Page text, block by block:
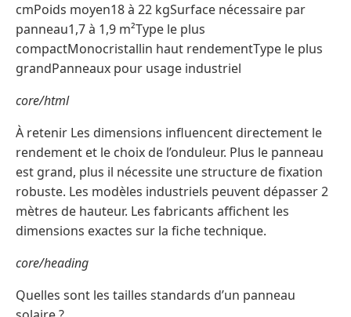
cmPoids moyen18 à 22 kgSurface nécessaire par
panneau1,7 à 1,9 m²Type le plus
compactMonocristallin haut rendementType le plus
grandPanneaux pour usage industriel
core/html
À retenir Les dimensions influencent directement le
rendement et le choix de l’onduleur. Plus le panneau
est grand, plus il nécessite une structure de fixation
robuste. Les modèles industriels peuvent dépasser 2
mètres de hauteur. Les fabricants affichent les
dimensions exactes sur la fiche technique.
core/heading
Quelles sont les tailles standards d’un panneau